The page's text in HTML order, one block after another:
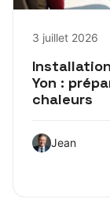
3 juillet 2026
Yon :
chaleurs
Jean